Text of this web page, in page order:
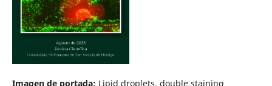
Imagen de portada: Lipid droplets, double staining